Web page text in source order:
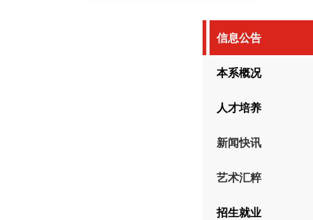
信息公告
本系概况
人才培养
新闻快讯
艺术汇粹
招生就业